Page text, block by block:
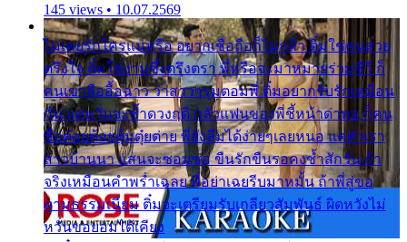
145 views • 10.07.2569
ไม่เคยรักใครแน่หรือ อยากเชื่อถือก็ไม่กล้า ติ๋มใช่คนสวย
ตรึงใจ ติ๋มใช่งามซึ้งตรึงตรา พี่หรือจะมาหมายร่วมชีวี ก็
คนเขาลืออื้อฉาว ว่าสาวๆรุมตอมพี่ ติ๋มอยากรับรักเหมือน
กัน แต่หวั่นจะช้ำดวงฤดี กลัวแฟนของพี่ชี้หน้าด่าทอ ก็คน
ชื่อต๋อยต้อยตุ้มตุ๋ยต่าย พี่ยังลืมได้ง่ายๆเลยหนอ แค่ตัวเรา
สาวบ้านนา แสนจะซอมซ่อ ขืนรักขืนรอคงช้ำสักวัน ถ้า
จริงเหมือนคำพร่ำเฉลย พี่อย่าเฉยรีบมาหมั้น ถ้าพี่สู่ขอ
ตามธรรมเนียม ติ๋มจะเตรียมรับเกลียวสัมพันธ์ ผิดหวังไม่
หวั่นขอยอมได้เคียง